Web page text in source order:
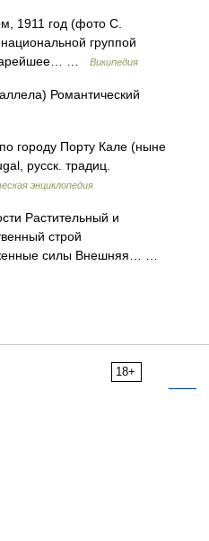
1911 год (фото С.
группой
…
Википедия
Романтический
городу Порту Кале (ныне
русск. традиц.
энциклопедия
Растительный и
строй
силы Внешняя… …
18+